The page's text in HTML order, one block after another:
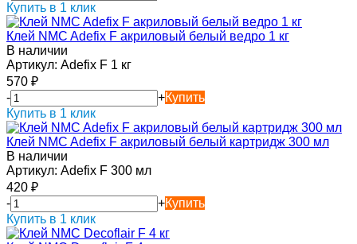
Купить в 1 клик
Клей NMC Adefix F акриловый белый ведро 1 кг
В наличии
Артикул: Adefix F 1 кг
570 ₽
-
+Купить
Купить в 1 клик
Клей NMC Adefix F акриловый белый картридж 300 мл
В наличии
Артикул: Adefix F 300 мл
420 ₽
-
+Купить
Купить в 1 клик